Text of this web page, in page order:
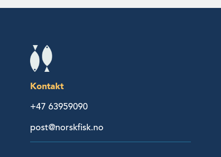
Kontakt
+47 63959090
post@norskfisk.no